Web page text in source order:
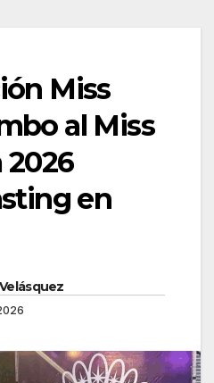
Miss
al Miss
2026
en